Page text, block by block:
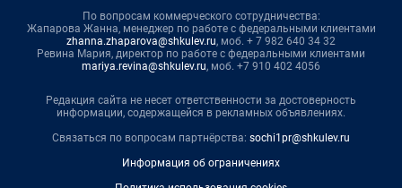
По вопросам коммерческого сотрудничества:
Жапарова Жанна, менеджер по работе с федеральными клиентами
zhanna.zhaparova@shkulev.ru, моб. + 7 982 640 34 32
Ревина Мария, директор по работе с федеральными клиентами
mariya.revina@shkulev.ru, моб. +7 910 402 4056
Редакция сайта не несет ответственности за достоверность
информации, содержащейся в рекламных объявлениях.
Связаться по вопросам партнёрства: sochi1pr@shkulev.ru
Информация об ограничениях